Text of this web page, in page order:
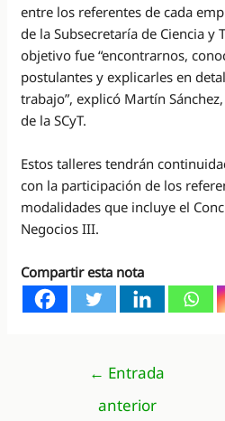
entre los referentes de cada
de la Subsecretaría de Ciencia y
objetivo fue “encontrarnos,
postulantes y explicarles en
trabajo”, explicó Martín
de la SCyT.
Estos talleres tendrán
con la participación de los
modalidades que incluye el
Negocios III.
Compartir esta nota
Navegación
entradas
← Entrada
anterior